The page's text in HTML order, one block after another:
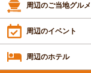
周辺のご当地グルメ
周辺のイベント
周辺のホテル